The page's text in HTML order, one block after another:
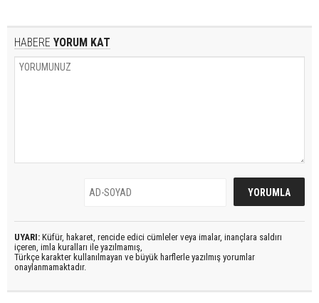
HABERE YORUM KAT
UYARI: Küfür, hakaret, rencide edici cümleler veya imalar, inançlara saldırı
içeren, imla kuralları ile yazılmamış,
Türkçe karakter kullanılmayan ve büyük harflerle yazılmış yorumlar
onaylanmamaktadır.